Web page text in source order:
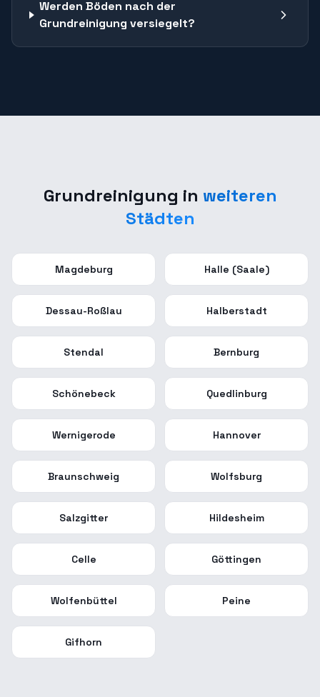
Werden Böden nach der
Grundreinigung versiegelt?
Grundreinigung in weiteren
Städten
Magdeburg Halle (Saale)
Dessau-Roßlau Halberstadt
Stendal Bernburg
Schönebeck Quedlinburg
Wernigerode Hannover
Braunschweig Wolfsburg
Salzgitter Hildesheim
Celle Göttingen
Wolfenbüttel Peine
Gifhorn